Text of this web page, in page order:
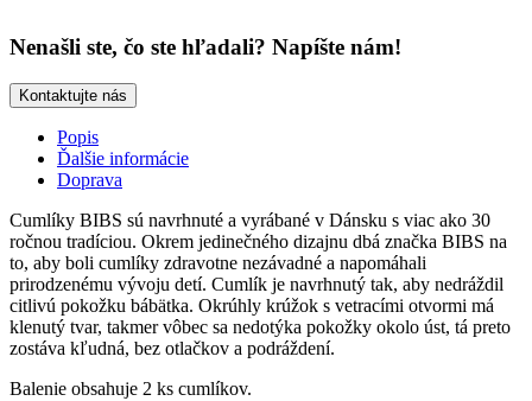
Nenašli ste, čo ste hľadali? Napíšte nám!
Kontaktujte nás
Popis
Ďalšie informácie
Doprava
Cumlíky BIBS sú navrhnuté a vyrábané v Dánsku s viac ako 30
ročnou tradíciou. Okrem jedinečného dizajnu dbá značka BIBS na
to, aby boli cumlíky zdravotne nezávadné a napomáhali
prirodzenému vývoju detí. Cumlík je navrhnutý tak, aby nedráždil
citlivú pokožku bábätka. Okrúhly krúžok s vetracími otvormi má
klenutý tvar, takmer vôbec sa nedotýka pokožky okolo úst, tá preto
zostáva kľudná, bez otlačkov a podráždení.
Balenie obsahuje 2 ks cumlíkov.